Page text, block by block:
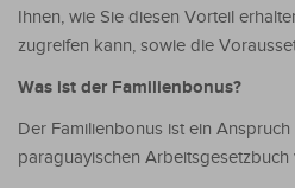
Ihnen, wie Sie diesen Vorteil
zugreifen kann, sowie die
Was ist der Familienbonus?
Der Familienbonus ist ein
paraguayischen Arbeitsgesetzbuch